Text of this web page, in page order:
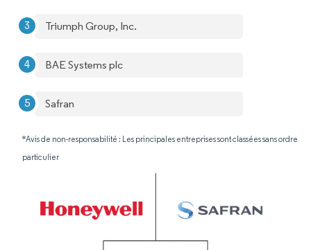
Triumph Group, Inc.
BAE Systems plc
Safran
*Avis de non-responsabilité : Les principales entreprises sont classées sans ordre
particulier